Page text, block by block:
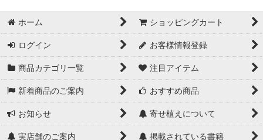
ホーム ショッピングカート
ログイン お客様情報登録
商品カテゴリ一覧 注目アイテム
新着商品のご案内 おすすめ商品
お知らせ 寄せ植えについて
実店舗のご案内 掲載されている書籍